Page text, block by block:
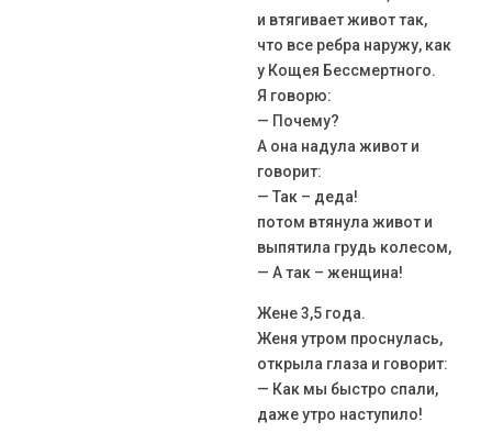
и втягивает живот так,
что все ребра наружу, как
у Кощея Бессмертного.
Я говорю:
— Почему?
А она надула живот и
говорит:
— Так – деда!
потом втянула живот и
выпятила грудь колесом,
— А так – женщина!
Жене 3,5 года.
Женя утром проснулась,
открыла глаза и говорит:
— Как мы быстро спали,
даже утро наступило!